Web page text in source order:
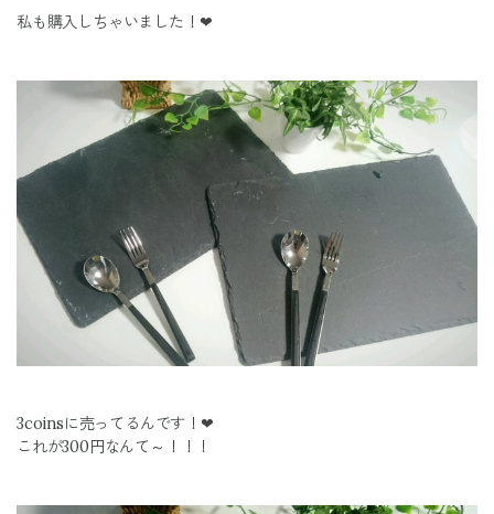
私も購入しちゃいました！❤
3coinsに売ってるんです！❤
これが300円なんて～！！！